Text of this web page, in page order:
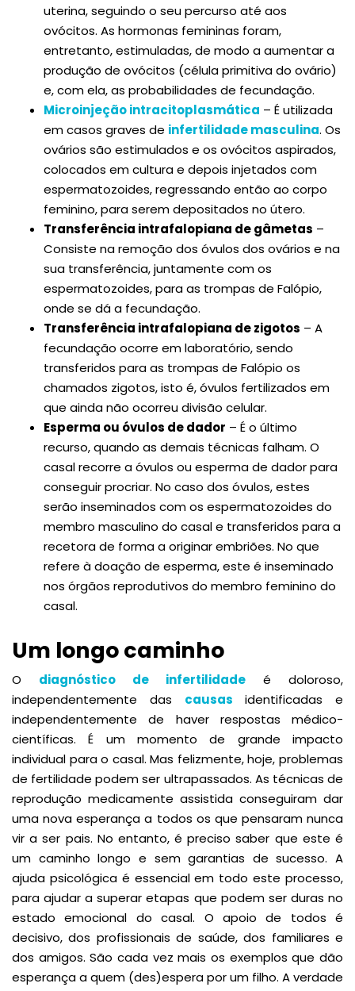
uterina, seguindo o seu percurso até aos
ovócitos. As hormonas femininas foram,
entretanto, estimuladas, de modo a aumentar a
produção de ovócitos (célula primitiva do ovário)
e, com ela, as probabilidades de fecundação.
Microinjeção intracitoplasmática – É utilizada
em casos graves de infertilidade masculina. Os
ovários são estimulados e os ovócitos aspirados,
colocados em cultura e depois injetados com
espermatozoides, regressando então ao corpo
feminino, para serem depositados no útero.
Transferência intrafalopiana de gâmetas –
Consiste na remoção dos óvulos dos ovários e na
sua transferência, juntamente com os
espermatozoides, para as trompas de Falópio,
onde se dá a fecundação.
Transferência intrafalopiana de zigotos – A
fecundação ocorre em laboratório, sendo
transferidos para as trompas de Falópio os
chamados zigotos, isto é, óvulos fertilizados em
que ainda não ocorreu divisão celular.
Esperma ou óvulos de dador – É o último
recurso, quando as demais técnicas falham. O
casal recorre a óvulos ou esperma de dador para
conseguir procriar. No caso dos óvulos, estes
serão inseminados com os espermatozoides do
membro masculino do casal e transferidos para a
recetora de forma a originar embriões. No que
refere à doação de esperma, este é inseminado
nos órgãos reprodutivos do membro feminino do
casal.
Um longo caminho
O diagnóstico de infertilidade é doloroso,
independentemente das causas identificadas e
independentemente de haver respostas médico-
científicas. É um momento de grande impacto
individual para o casal. Mas felizmente, hoje, problemas
de fertilidade podem ser ultrapassados. As técnicas de
reprodução medicamente assistida conseguiram dar
uma nova esperança a todos os que pensaram nunca
vir a ser pais. No entanto, é preciso saber que este é
um caminho longo e sem garantias de sucesso. A
ajuda psicológica é essencial em todo este processo,
para ajudar a superar etapas que podem ser duras no
estado emocional do casal. O apoio de todos é
decisivo, dos profissionais de saúde, dos familiares e
dos amigos. São cada vez mais os exemplos que dão
esperança a quem (des)espera por um filho. A verdade